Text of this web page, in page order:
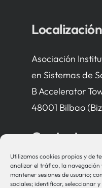
Utilizamos cookies propias y de
analizar el tráfico, la navegación
mantener sesiones de usuario;
sociales; identificar, seleccionar
Localización
Asociación
en Sistemas de
B Accelerator
48001 Bilbao
Contacto
bio-
944 00 77 90